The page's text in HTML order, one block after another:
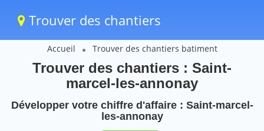
Trouver des chantiers
Accueil Trouver des chantiers batiment
Trouver des chantiers : Saint-
marcel-les-annonay
Développer votre chiffre d'affaire : Saint-marcel-
les-annonay